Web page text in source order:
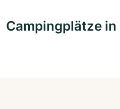
Campingplätze in